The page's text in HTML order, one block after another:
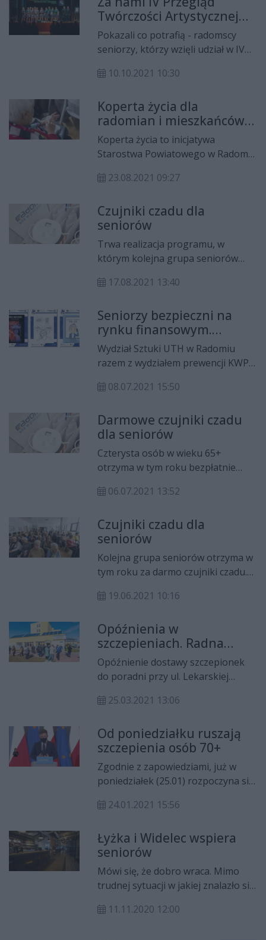
trakcie zajęć policjanci będą mówić
o aktualnie obowiązujących
przepisach i omawiać najczęstsze
przyczyny wypadków. W spotkaniu
inauguracyjnym wziął udział
Twórczości Artystycznej
Seniorów
Pokazali co potrafią - radomscy
seniorzy, którzy wzięli udział w IV
Artystycznej Seniorów. Jury
kategoriach.
10.10.2021 10:30
Koperta życia dla
radomian i mieszkańców
powiatu
Koperta życia to inicjatywa
Starostwa Powiatowego w Radomiu
starszych. Umieszczenie w niej
stanie zdrowia oraz przyjmowanych
lekach ma pomóc służbom
medycznym uratować życie seniora.
23.08.2021 09:27
Czujniki czadu dla
seniorów
Trwa realizacja programu, w
którym kolejna grupa seniorów
czujniki czadu. Zadanie na zlecenia
Doskonalenia Zawodowego. Aby
wziąć udział trzeba wypełnić
wniosek. Udział jest bezpłatny.
17.08.2021 13:40
Seniorzy bezpieczni na
rynku finansowym.
Studenci UTH stworzyli
plakaty
Wydział Sztuki UTH w Radomiu
razem z wydziałem prewencji KWP
"Aktywny i świadomy senior w
08.07.2021 15:50
Darmowe czujniki czadu
dla seniorów
Czterysta osób w wieku 65+
otrzyma w tym roku bezpłatnie
profilaktycznego, który na zlecenie
Doskonalenia Zawodowego.
06.07.2021 13:52
Czujniki czadu dla
seniorów
Kolejna grupa seniorów otrzyma w
tym roku za darmo czujniki czadu.
przez władze miasta w ramach
19.06.2021 10:16
Opóźnienia w
szczepieniach. Radna
składa interpelację
Opóźnienie dostawy szczepionek
do poradni przy ul. Lekarskiej
wydarzyło przed punktem
pozostała obojętna randa KO
Marta Michalska-Wilk, która w tej
sprawie złożyła interpelację.
25.03.2021 13:06
Od poniedziałku ruszają
szczepienia osób 70+
Zgodnie z zapowiedziami, już w
poniedziałek (25.01) rozpoczyna się
koronawirusowi. Na konferencji
Szef Kancelarii Prezesa Rady
Ministrów Michał Dworczyk
zapowiedział szczepienia w 5 tys.
punktów w całej Polsce.
24.01.2021 15:56
Łyżka i Widelec wspiera
seniorów
Mówi się, że dobro wraca. Mimo
trudnej sytuacji w jakiej znalazło się
pandemią koronawirusa, są ludzie,
11.11.2020 12:00